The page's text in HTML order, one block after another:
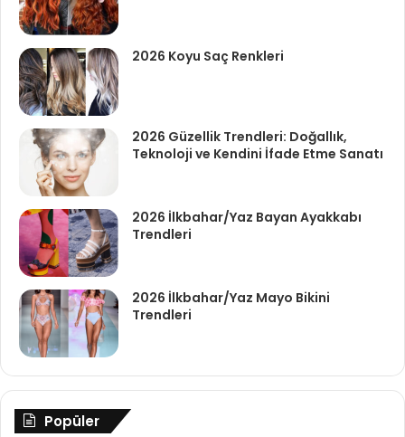
2026 Koyu Saç Renkleri
2026 Güzellik Trendleri: Doğallık,
Teknoloji ve Kendini İfade Etme Sanatı
2026 İlkbahar/Yaz Bayan Ayakkabı
Trendleri
2026 İlkbahar/Yaz Mayo Bikini
Trendleri
Popüler